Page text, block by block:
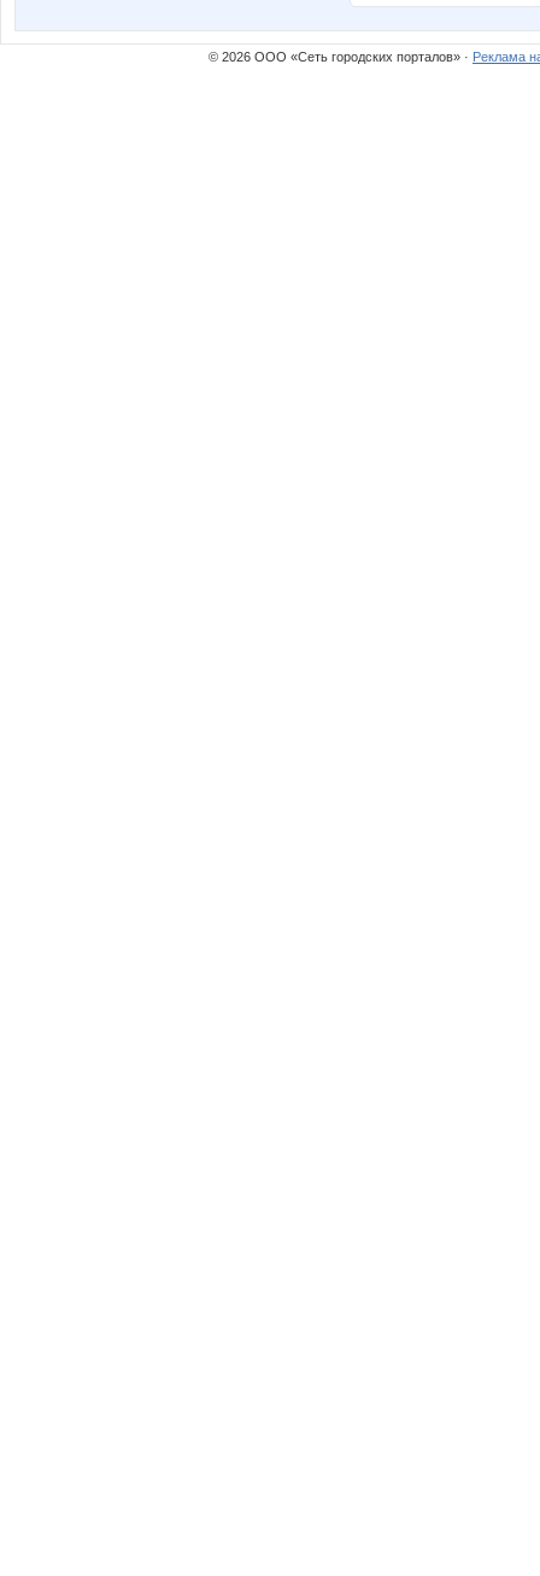
© 2026 ООО «Сеть городских порталов» · Реклама